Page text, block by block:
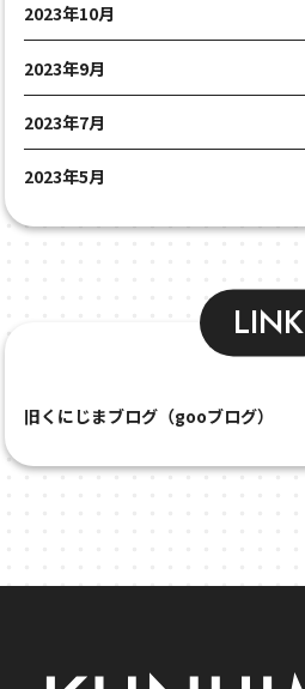
2023年10月
2023年9月
2023年7月
2023年5月
LINK
旧くにじまブログ（gooブログ）